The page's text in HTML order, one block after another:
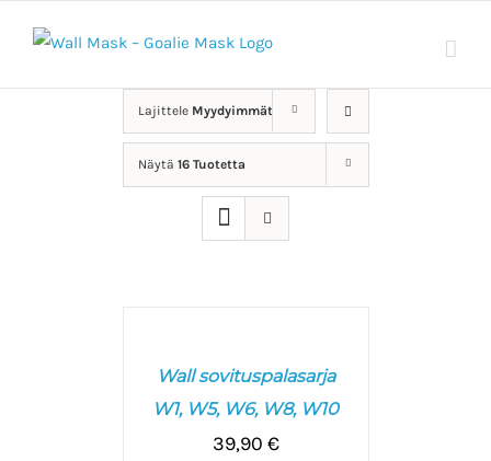
Lajittele Myydyimmät
Näytä 16 Tuotetta
Wall sovituspalasarja
W1, W5, W6, W8, W10
39,90 €